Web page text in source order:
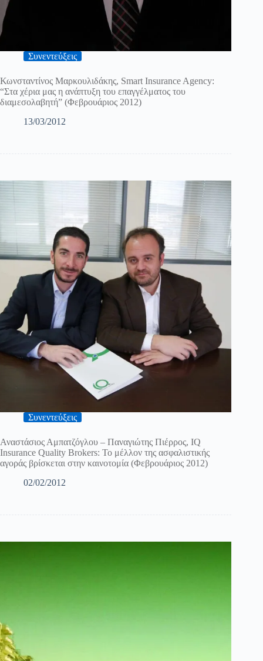
Συνεντεύξεις
Κωνσταντίνος Μαρκουλιδάκης, Smart Insurance Agency:
“Στα χέρια μας η ανάπτυξη του επαγγέλματος του
διαμεσολαβητή” (Φεβρουάριος 2012)
13/03/2012
Συνεντεύξεις
Αναστάσιος Αμπατζόγλου – Παναγιώτης Πιέρρος, IQ
Insurance Quality Brokers: Το μέλλον της ασφαλιστικής
αγοράς βρίσκεται στην καινοτομία (Φεβρουάριος 2012)
02/02/2012